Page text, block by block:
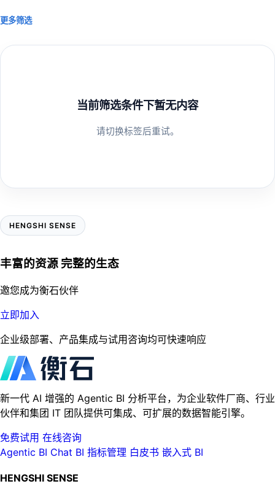
更多筛选
当前筛选条件下暂无内容
请切换标签后重试。
HENGSHI SENSE
丰富的资源 完整的生态
邀您成为衡石伙伴
立即加入
企业级部署、产品集成与试用咨询均可快速响应
新一代 AI 增强的 Agentic BI 分析平台，为企业软件厂商、行业
伙伴和集团 IT 团队提供可集成、可扩展的数据智能引擎。
免费试用 在线咨询
Agentic BI Chat BI 指标管理 白皮书 嵌入式 BI
HENGSHI SENSE